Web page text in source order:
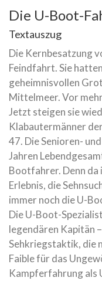
Die U-Boot-
Textauszug
Die Kernbesatzung
Feindfahrt. Sie
geheimnisvollen
Mittelmeer. Vor
Jetzt steigen sie
Klabautermänner
47. Die Senioren-
Jahren
Bootfahrer. Denn da
Erlebnis, die
immer noch die U-
Die U-Boot-
legendären Kapitän
Sehkriegstaktik, die
Faible für das
Kampferfahrung als